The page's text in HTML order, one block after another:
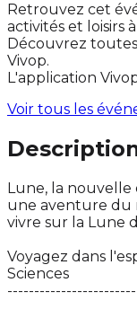
Retrouvez cet
activités et loisirs
Découvrez
Vivop.
L'application
Voir tous les
Lune, la nouvelle
une aventure du
vivre sur la Lune
Voyagez dans
Sciences